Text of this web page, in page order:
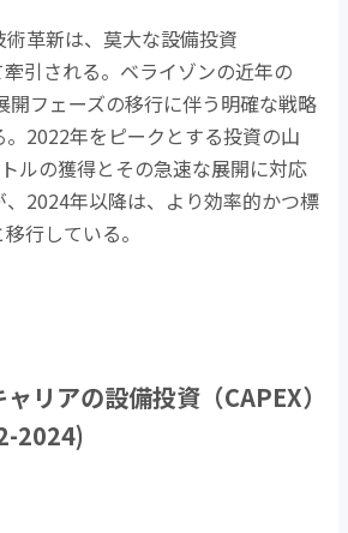
革新は、莫大な設備投資
引される。ベライゾンの近年の
開フェーズの移行に伴う明確な戦略
2022年をピークとする投資の山
ルの獲得とその急速な展開に対応
2024年以降は、より効率的かつ標
行している。
リアの設備投資（CAPEX）
2024)